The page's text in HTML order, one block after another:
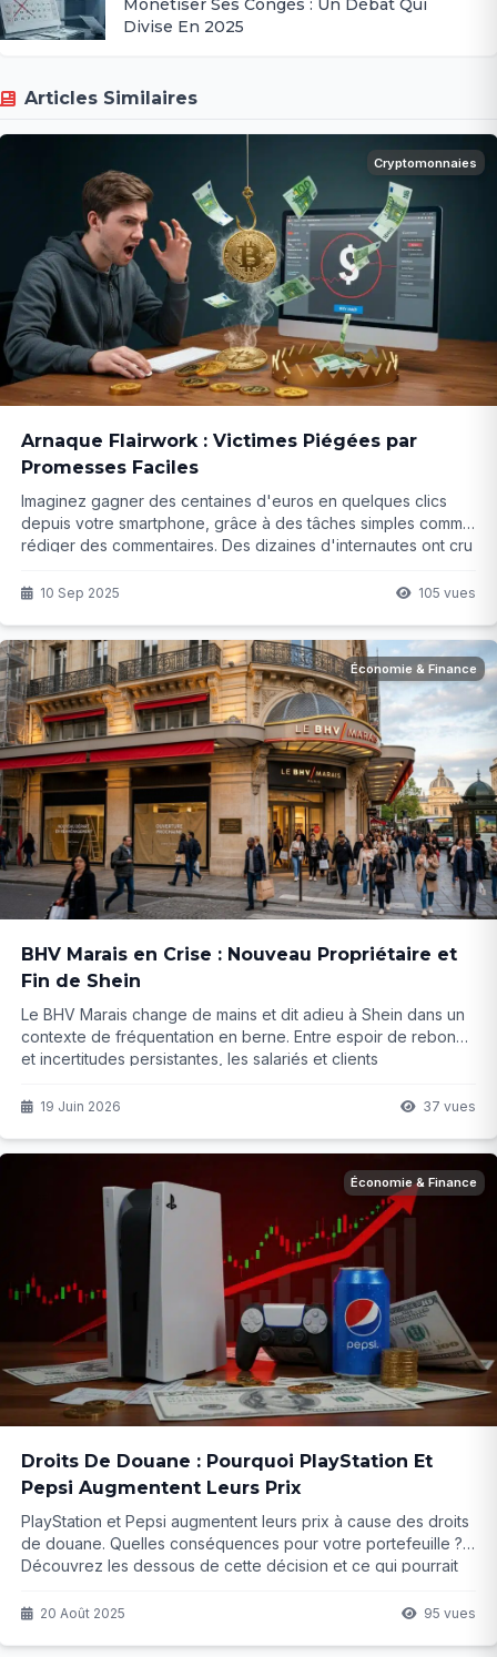
Divise En 2025
Articles Similaires
Cryptomonnaies
Arnaque Flairwork : Victimes Piégées par
Promesses Faciles
Imaginez gagner des centaines d'euros en quelques clics
depuis votre smartphone, grâce à des tâches simples comme
rédiger des commentaires. Des dizaines d'internautes ont cru
Mais au lieu de gains, c'est la désillusion totale qui les attend,
10 Sep 2025 105 vues
Économie & Finance
BHV Marais en Crise : Nouveau Propriétaire et
Fin de Shein
Le BHV Marais change de mains et dit adieu à Shein dans un
contexte de fréquentation en berne. Entre espoir de rebond
et incertitudes persistantes, les salariés et clients
bazar parisien ? La suite risque de surprendre...
19 Juin 2026 37 vues
Économie & Finance
Droits De Douane : Pourquoi PlayStation Et
Pepsi Augmentent Leurs Prix
PlayStation et Pepsi augmentent leurs prix à cause des droits
de douane. Quelles conséquences pour votre portefeuille ?
Découvrez les dessous de cette décision et ce qui pourrait
20 Août 2025 95 vues